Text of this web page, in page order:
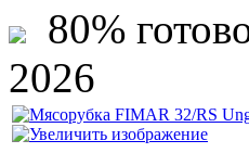
80%
2026